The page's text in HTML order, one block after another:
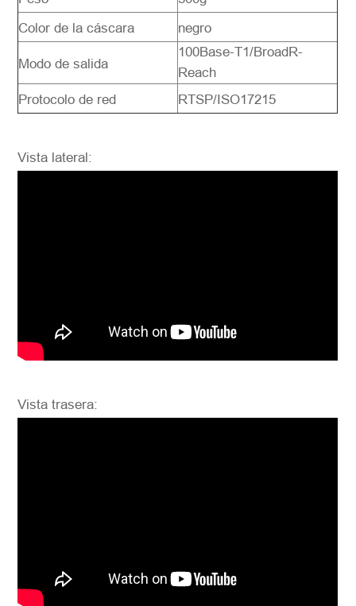
Color de la cáscara
negro
Modo de salida
100Base-T1/BroadR-
Reach
Protocolo de red
RTSP/ISO17215
Vista lateral:
Vista trasera: